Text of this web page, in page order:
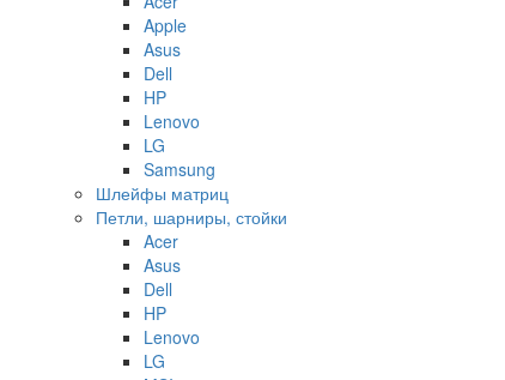
Apple
Asus
Dell
HP
Lenovo
LG
Samsung
Шлейфы матриц
Петли, шарниры, стойки
Acer
Asus
Dell
HP
Lenovo
LG